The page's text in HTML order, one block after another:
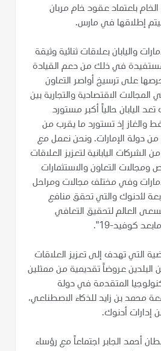
باعتماد عقود خام مربان
إطلاقها في مارس.
واليابان بعلاقات ثنائية وثيقة
في ذلك من دعم القيادة
على ترسيخ أواصر التعاون
المجالات الاقتصادية والتجارية بين
اليابان حالياً أكبر مستورد
والغاز إذ تستورد ما يقرب من
من دولة الإمارات. ونحن نعمل مع
الشركات اليابانية لتعزيز العلاقات
ومجالات التعاون والاستثمارات
وفي مختلف مجالات ومراحل
لأدنوك والتي تحقق منافع
العالم لتحقيق التعافي
كوفيد-19".
التي تهدف إلى تعزيز العلاقات
البلدين عروضاً تقديمية من ممثلين
المتقدمة في دولة
محمد بن زايد للذكاء الاصطناعي،
إدارات أدنوك.
أحمد الجابر اجتماعاً مع رؤساء